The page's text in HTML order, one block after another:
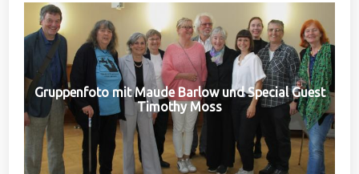
Gruppenfoto mit Maude Barlow und Special Guest
Timothy Moss